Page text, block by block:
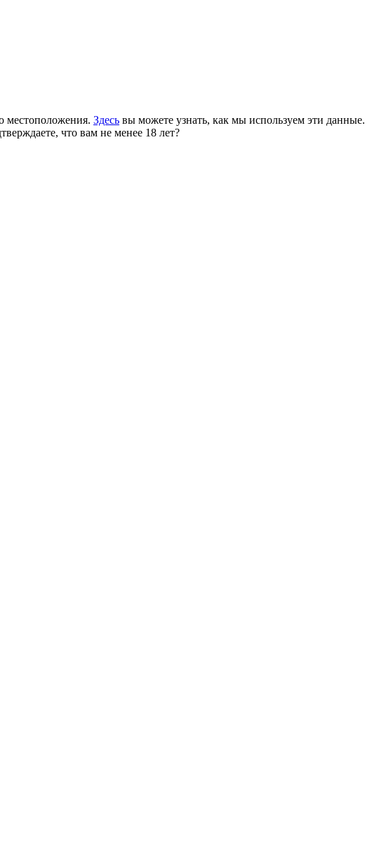
местоположения. Здесь вы можете узнать, как мы используем эти данные.
что вам не менее 18 лет?